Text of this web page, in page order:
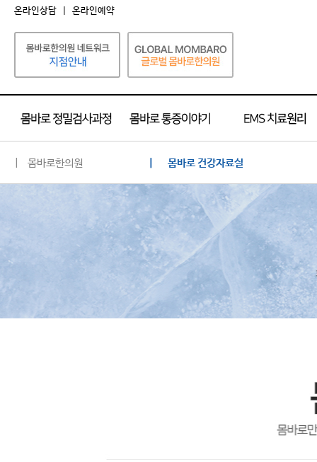
온라인상담 온라인예약
| 몸바로한의원 | 몸바로 건강자료실
몸바로 소개
네트워크 소개
공지사항
언론 속의 몸바로